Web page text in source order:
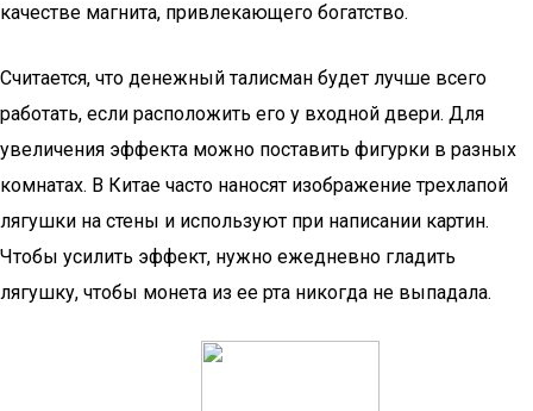
качестве магнита, привлекающего богатство.
Считается, что денежный талисман будет лучше всего
работать, если расположить его у входной двери. Для
увеличения эффекта можно поставить фигурки в разных
комнатах. В Китае часто наносят изображение трехлапой
лягушки на стены и используют при написании картин.
Чтобы усилить эффект, нужно ежедневно гладить
лягушку, чтобы монета из ее рта никогда не выпадала.